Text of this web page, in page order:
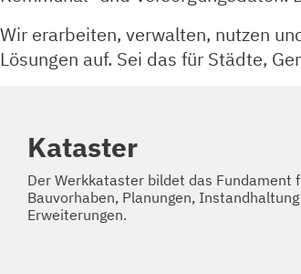
Wir erarbeiten, verwalten, nutzen
Lösungen auf. Sei das für Städte,
Kataster
Der Werkkataster bildet das Fundament
Bauvorhaben, Planungen,
Erweiterungen.